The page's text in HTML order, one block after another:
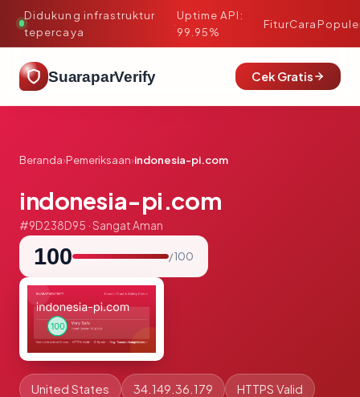
Didukung infrastruktur
tepercaya
·
Uptime API:
99.95%
FiturCara
SuaraparVerify Cek Gratis
Beranda›Pemeriksaan›indonesia-pi.com
indonesia-pi.com
#9D238D95 · Sangat Aman
100 / 100
United States 34.149.36.179 HTTPS Valid